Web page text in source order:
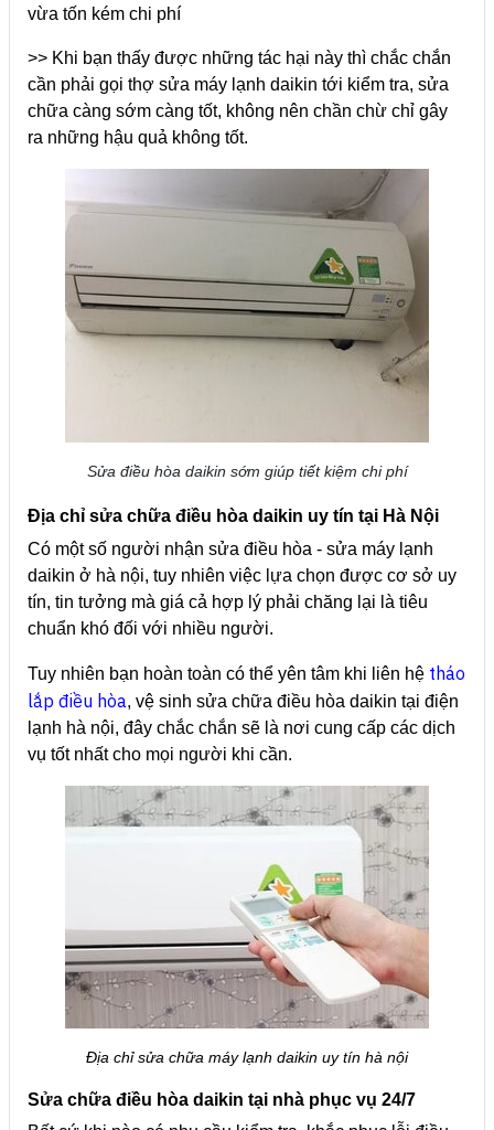
vừa tốn kém chi phí
>> Khi bạn thấy được những tác hại này thì chắc chắn
cần phải gọi thợ sửa máy lạnh daikin tới kiểm tra, sửa
chữa càng sớm càng tốt, không nên chần chừ chỉ gây
ra những hậu quả không tốt.
Sửa điều hòa daikin sớm giúp tiết kiệm chi phí
Địa chỉ sửa chữa điều hòa daikin uy tín tại Hà Nội
Có một số người nhận sửa điều hòa - sửa máy lạnh
daikin ở hà nội, tuy nhiên việc lựa chọn được cơ sở uy
tín, tin tưởng mà giá cả hợp lý phải chăng lại là tiêu
chuẩn khó đối với nhiều người.
Tuy nhiên bạn hoàn toàn có thể yên tâm khi liên hệ tháo
lắp điều hòa, vệ sinh sửa chữa điều hòa daikin tại điện
lạnh hà nội, đây chắc chắn sẽ là nơi cung cấp các dịch
vụ tốt nhất cho mọi người khi cần.
Địa chỉ sửa chữa máy lạnh daikin uy tín hà nội
Sửa chữa điều hòa daikin tại nhà phục vụ 24/7